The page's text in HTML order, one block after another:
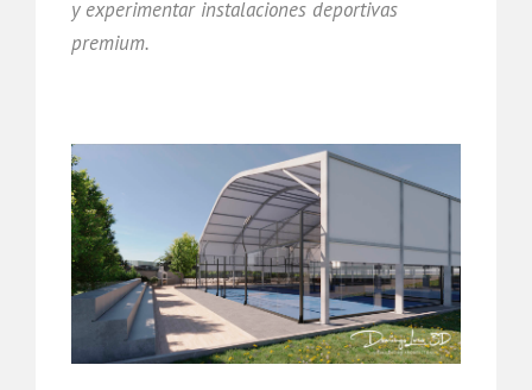
y experimentar instalaciones deportivas
premium.